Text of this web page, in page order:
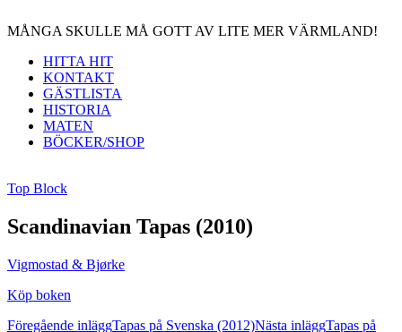
MÅNGA SKULLE MÅ GOTT AV LITE MER VÄRMLAND!
HITTA HIT
KONTAKT
GÄSTLISTA
HISTORIA
MATEN
BÖCKER/SHOP
Top Block
Scandinavian Tapas (2010)
Vigmostad & Bjørke
Köp boken
Föregående inläggTapas på Svenska (2012)Nästa inläggTapas på